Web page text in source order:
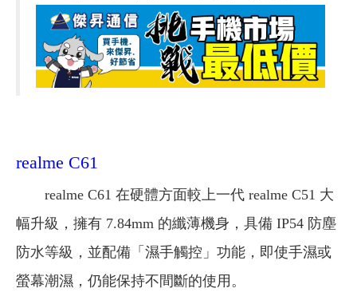
realme C61
realme C61 在硬體方面較上一代 realme C51 大
幅升級，擁有 7.84mm 的纖薄機身，具備 IP54 防塵
防水等級，並配備「濕手觸控」功能，即使手濕或
螢幕潮濕，仍能保持不間斷的使用。